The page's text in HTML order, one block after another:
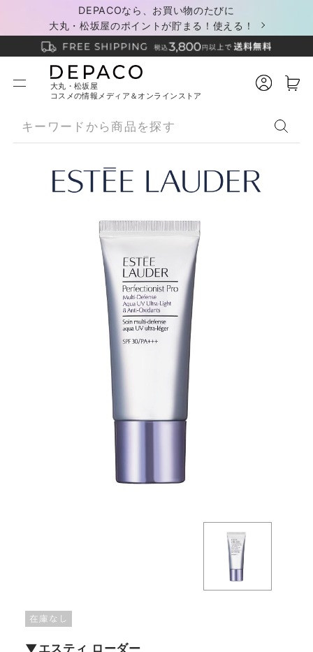
DEPACOなら、お買い物のたびに
大丸・松坂屋のポイントが貯まる！使える！
大丸・松坂屋
コスメの情報メディア＆オンラインストア
エスティ ローダー